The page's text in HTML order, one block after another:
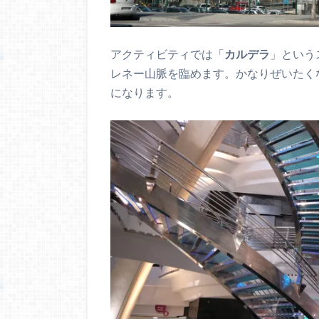
アクティビティでは「カルデラ 」とい
レネー山脈を臨めます。かなりぜいた
になります。